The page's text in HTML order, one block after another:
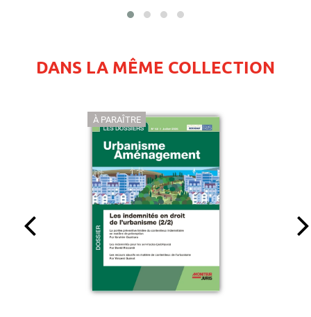
DANS LA MÊME COLLECTION
À PARAÎTRE